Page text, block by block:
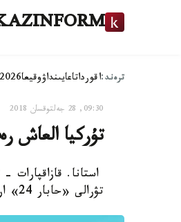
ترەند:اقورداتاعايىنداۋوقيعا2026-سايلاۋ
09:30, 28 جەلتوقسان 2018
تۇركيا العاش
تۋرالى «حابار 24» ارناسىنىڭ وسى ەلدەگى مەنشىكتى ءتىلشىسى حابارلايدى.